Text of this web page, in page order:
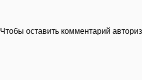
Чтобы оставить комментарий